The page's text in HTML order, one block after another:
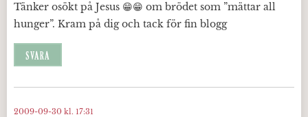
Tänker osökt på Jesus 😁😁 om brödet som ”mättar all
hunger”. Kram på dig och tack för fin blogg
SVARA
2009-09-30 kl. 17:31